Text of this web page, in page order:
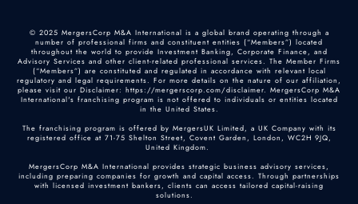
© 2025 MergersCorp M&A International is a global brand operating through a
number of professional firms and constituent entities (“Members”) located
throughout the world to provide Investment Banking, Corporate Finance, and
Advisory Services and other client-related professional services. The Member Firms
(“Members”) are constituted and regulated in accordance with relevant local
regulatory and legal requirements. For more details on the nature of our affiliation,
please visit our Disclaimer: https://mergerscorp.com/disclaimer. MergersCorp M&A
International's franchising program is not offered to individuals or entities located
in the United States.
The franchising program is offered by MergersUK Limited, a UK Company with its
registered office at 71-75 Shelton Street, Covent Garden, London, WC2H 9JQ,
United Kingdom.
MergersCorp M&A International provides strategic business advisory services,
including preparing companies for growth and capital access. Through partnerships
with licensed investment bankers, clients can access tailored capital-raising
solutions.